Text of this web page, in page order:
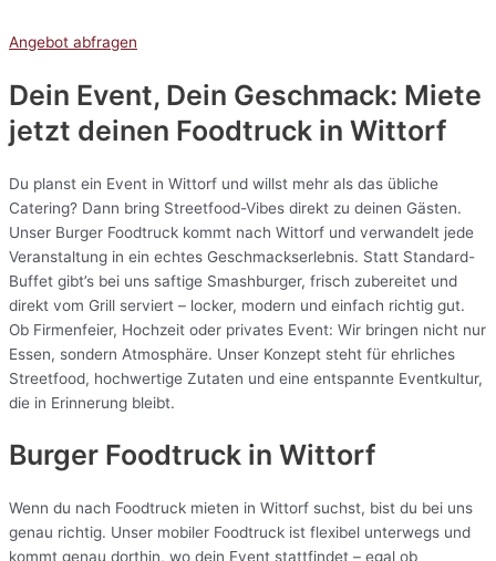
Angebot abfragen
Dein Event, Dein Geschmack: Miete
jetzt deinen Foodtruck in Wittorf
Du planst ein Event in Wittorf und willst mehr als das übliche
Catering? Dann bring Streetfood-Vibes direkt zu deinen Gästen.
Unser Burger Foodtruck kommt nach Wittorf und verwandelt jede
Veranstaltung in ein echtes Geschmackserlebnis. Statt Standard-
Buffet gibt’s bei uns saftige Smashburger, frisch zubereitet und
direkt vom Grill serviert – locker, modern und einfach richtig gut.
Ob Firmenfeier, Hochzeit oder privates Event: Wir bringen nicht nur
Essen, sondern Atmosphäre. Unser Konzept steht für ehrliches
Streetfood, hochwertige Zutaten und eine entspannte Eventkultur,
die in Erinnerung bleibt.
Burger Foodtruck in Wittorf
Wenn du nach Foodtruck mieten in Wittorf suchst, bist du bei uns
genau richtig. Unser mobiler Foodtruck ist flexibel unterwegs und
kommt genau dorthin, wo dein Event stattfindet – egal ob